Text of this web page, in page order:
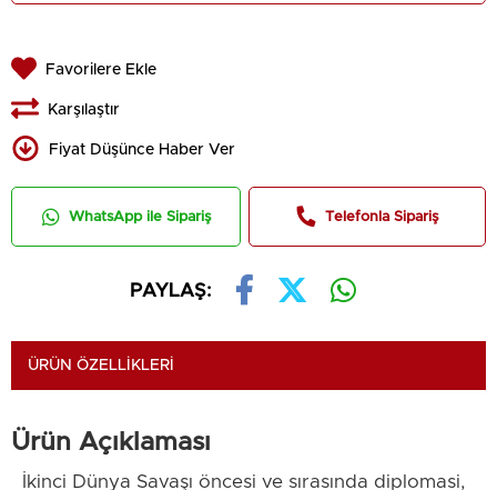
Favorilere Ekle
Karşılaştır
Fiyat Düşünce Haber Ver
WhatsApp ile Sipariş Telefonla Sipariş
PAYLAŞ:
ÜRÜN ÖZELLIKLERI
Ürün Açıklaması
İkinci Dünya Savaşı öncesi ve sırasında diplomasi,